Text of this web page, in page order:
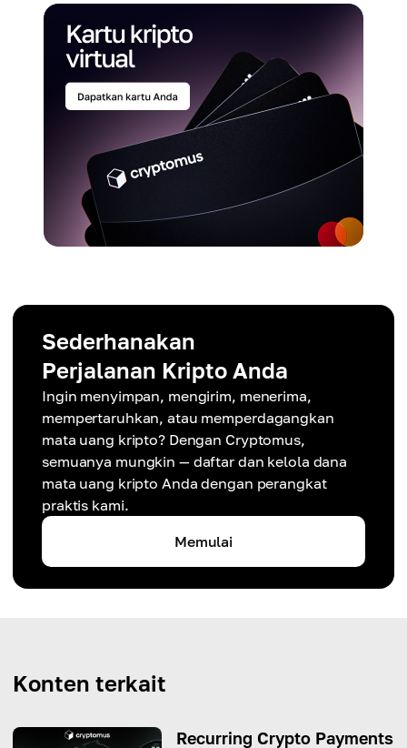
Sederhanakan
Perjalanan Kripto Anda
Ingin menyimpan, mengirim, menerima,
mempertaruhkan, atau memperdagangkan
mata uang kripto? Dengan Cryptomus,
semuanya mungkin — daftar dan kelola dana
mata uang kripto Anda dengan perangkat
praktis kami.
Memulai
Konten terkait
Recurring Crypto Payments